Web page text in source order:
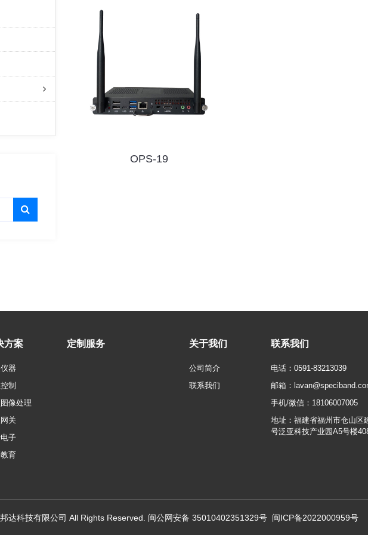
OPS-19
方案
器
制
像处理
关
子
育
定制服务 关于我们
公司简介
联系我们
联系我们
电话： 0591-83213039
邮箱：
手机/微信： 18106007005
地址：福建省福州市仓山区
号泛亚科技产业园A5号楼
达科技有限公司 All Rights Reserved. 闽公网安备 35010402351329号 闽ICP备2022000959号